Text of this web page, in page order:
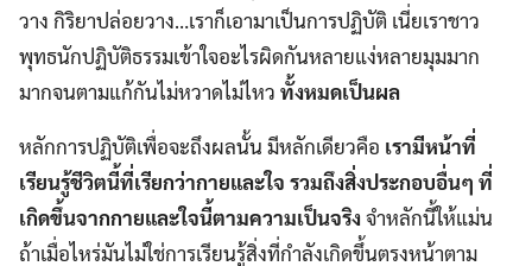
วาง กิริยาปล่อยวาง…เราก็เอามาเป็นการปฏิบัติ เนี่ยเราชาว
พุทธนักปฏิบัติธรรมเข้าใจอะไรผิดกันหลายแง่หลายมุมมาก
มากจนตามแก้กันไม่หวาดไม่ไหว ทั้งหมดเป็นผล
หลักการปฏิบัติเพื่อจะถึงผลนั้น มีหลักเดียวคือ เรามีหน้าที่
เรียนรู้ชีวิตนี้ที่เรียกว่ากายและใจ รวมถึงสิ่งประกอบอื่นๆ ที่
เกิดขึ้นจากกายและใจนี้ตามความเป็นจริงจำหลักนี้ให้แม่น
ถ้าเมื่อไหร่มันไม่ใช่การเรียนรู้สิ่งที่กำลังเกิดขึ้นตรงหน้าตาม